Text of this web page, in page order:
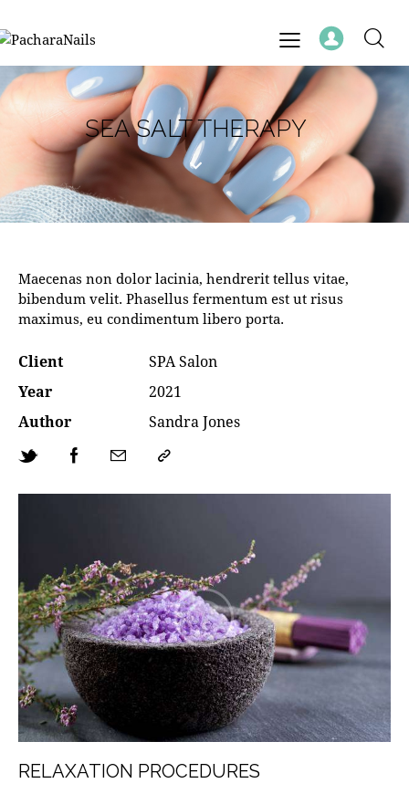
SEA SALT THERAPY
Maecenas non dolor lacinia, hendrerit tellus vitae,
bibendum velit. Phasellus fermentum est ut risus
maximus, eu condimentum libero porta.
Client
SPA Salon
Year
2021
Author
Sandra Jones
RELAXATION PROCEDURES